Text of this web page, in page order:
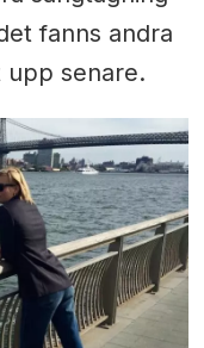
fanns andra
upp senare.